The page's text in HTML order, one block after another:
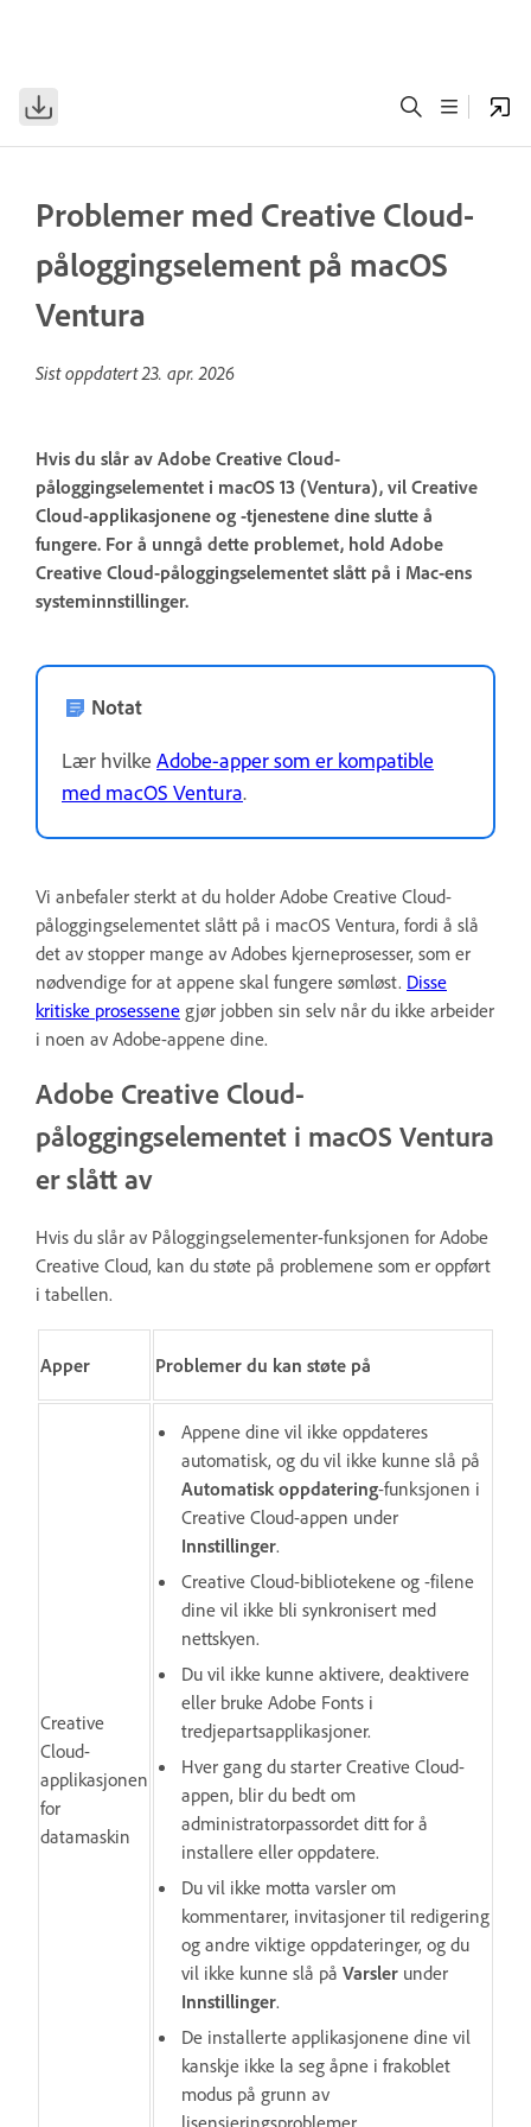
Problemer med Creative Cloud-
påloggingselement på macOS
Ventura
Sist oppdatert23. apr. 2026
Hvis du slår av Adobe Creative Cloud-
påloggingselementet i macOS 13 (Ventura), vil Creative
Cloud-applikasjonene og -tjenestene dine slutte å
fungere. For å unngå dette problemet, hold Adobe
Creative Cloud-påloggingselementet slått på i Mac-ens
systeminnstillinger.
Notat
Lær hvilke Adobe-apper som er kompatible
med macOS Ventura.
Vi anbefaler sterkt at du holder Adobe Creative Cloud-
påloggingselementet slått på i macOS Ventura, fordi å slå
det av stopper mange av Adobes kjerneprosesser, som er
nødvendige for at appene skal fungere sømløst. Disse
kritiske prosessene gjør jobben sin selv når du ikke arbeider
i noen av Adobe-appene dine.
Adobe Creative Cloud-
påloggingselementet i macOS Ventura
er slått av
Hvis du slår av Påloggingselementer-funksjonen for Adobe
Creative Cloud, kan du støte på problemene som er oppført
i tabellen.
Apper Problemer du kan støte på
Creative
Cloud-
applikasjonen
for
datamaskin
Appene dine vil ikke oppdateres
automatisk, og du vil ikke kunne slå på
Automatisk oppdatering-funksjonen i
Creative Cloud-appen under
Innstillinger.
Creative Cloud-bibliotekene og -filene
dine vil ikke bli synkronisert med
nettskyen.
Du vil ikke kunne aktivere, deaktivere
eller bruke Adobe Fonts i
tredjepartsapplikasjoner.
Hver gang du starter Creative Cloud-
appen, blir du bedt om
administratorpassordet ditt for å
installere eller oppdatere.
Du vil ikke motta varsler om
kommentarer, invitasjoner til redigering
og andre viktige oppdateringer, og du
vil ikke kunne slå på Varsler under
Innstillinger.
De installerte applikasjonene dine vil
kanskje ikke la seg åpne i frakoblet
modus på grunn av